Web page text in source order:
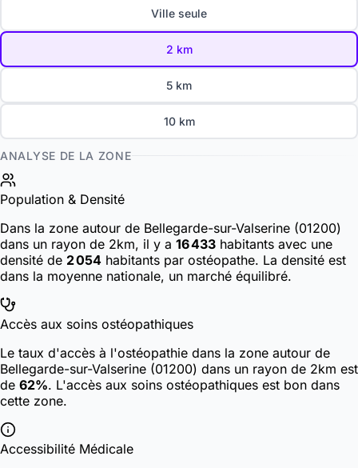
Ville seule
2 km
5 km
10 km
ANALYSE DE LA ZONE
Population & Densité
Dans la zone autour de Bellegarde-sur-Valserine (01200)
dans un rayon de 2km, il y a 16 433 habitants avec une
densité de 2 054 habitants par ostéopathe. La densité est
dans la moyenne nationale, un marché équilibré.
Accès aux soins ostéopathiques
Le taux d'accès à l'ostéopathie dans la zone autour de
Bellegarde-sur-Valserine (01200) dans un rayon de 2km est
de 62%. L'accès aux soins ostéopathiques est bon dans
cette zone.
Accessibilité Médicale